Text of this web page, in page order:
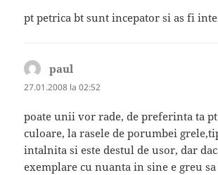
pt petrica bt sunt incepator si as fi
paul
27.01.2008 la 02:52
poate unii vor rade, de preferinta ta pt
culoare, la rasele de porumbei
intalnita si este destul de usor, dar
exemplare cu nuanta in sine e greu